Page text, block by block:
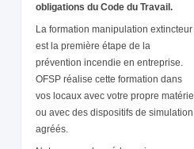
obligations du Code du Travail.
La formation manipulation extincteur
est la première étape de la
prévention incendie en entreprise.
OFSP réalise cette formation dans
vos locaux avec votre propre matériel
ou avec des dispositifs de simulation
agréés.